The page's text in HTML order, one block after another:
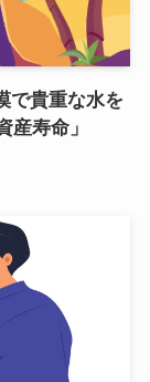
で貴重な水を
産寿命」